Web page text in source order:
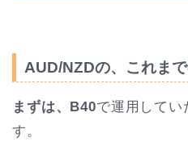
AUD/NZDの、これま
まずは、B40で運用してい
す。